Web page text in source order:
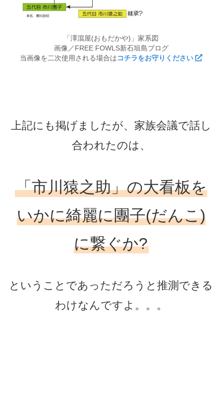
「澤瀉屋(おもだかや)」家系図
画像／FREE FOWLS新石垣島ブログ
当画像を二次使用される場合はコチラをお守りください
上記にも掲げましたが、家族会議で話し
合われたのは、
「市川猿之助」の大看板を
いかに綺麗に團子(だんこ)
に繋ぐか?
ということであっただろうと推測できる
わけなんですよ。。。